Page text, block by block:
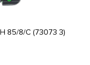
85/8/C (73073 3)